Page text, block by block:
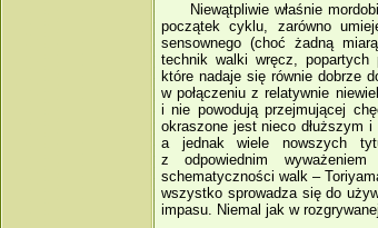
Niewątpliwie właśnie
początek cyklu, zarówno
sensownego (choć żadną
technik walki wręcz, popartych
które nadaje się równie dobrze
w połączeniu z relatywnie
i nie powodują przejmującej
okraszone jest nieco dłuższym
a jednak wiele nowszych
z odpowiednim
schematyczności walk –
wszystko sprowadza się do
impasu. Niemal jak w